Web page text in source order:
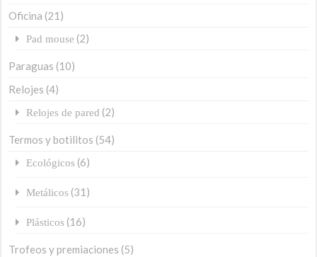
Oficina (21)
Pad mouse (2)
Paraguas (10)
Relojes (4)
Relojes de pared (2)
Termos y botilitos (54)
Ecológicos (6)
Metálicos (31)
Plásticos (16)
Trofeos y premiaciones (5)